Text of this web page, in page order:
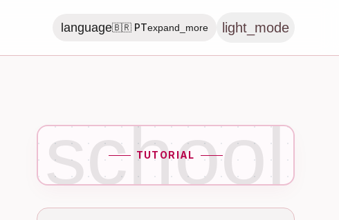
language🇧🇷 PTexpand_more light_mode
school
TUTORIAL